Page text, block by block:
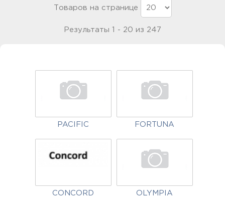
Товаров на странице
Результаты 1 - 20 из 247
PACIFIC FORTUNA
CONCORD OLYMPIA